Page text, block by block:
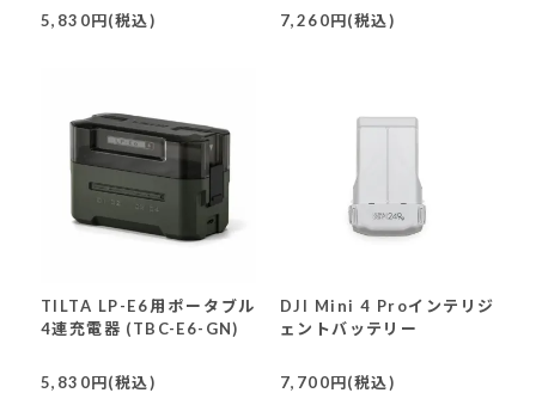
5,830円(税込)
7,260円(税込)
TILTA LP-E6用ポータブル
4連充電器 (TBC-E6-GN)
5,830円(税込)
DJI Mini 4 Proインテリジ
ェントバッテリー
7,700円(税込)